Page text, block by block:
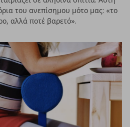
του ανεπίσημου μότο μας: «το
αλλά ποτέ βαρετό».